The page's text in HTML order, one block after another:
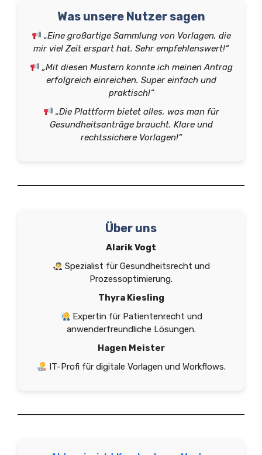
Was unsere Nutzer sagen
„Eine großartige Sammlung von Vorlagen, die
mir viel Zeit erspart hat. Sehr empfehlenswert!“
„Mit diesen Mustern konnte ich meinen Antrag
erfolgreich einreichen. Super einfach und
praktisch!“
„Die Plattform bietet alles, was man für
Gesundheitsanträge braucht. Klare und
rechtssichere Vorlagen!“
Über uns
Alarik Vogt
Spezialist für Gesundheitsrecht und
Prozessoptimierung.
Thyra Kiesling
Expertin für Patientenrecht und
anwenderfreundliche Lösungen.
Hagen Meister
IT-Profi für digitale Vorlagen und Workflows.